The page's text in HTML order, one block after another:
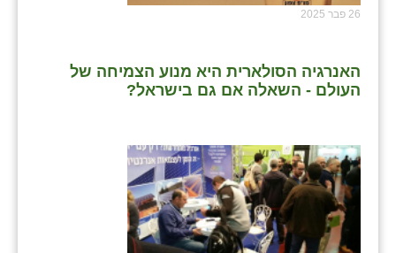
26 פבר 2025
האנרגיה הסולארית היא מנוע הצמיחה של
העולם - השאלה אם גם בישראל?